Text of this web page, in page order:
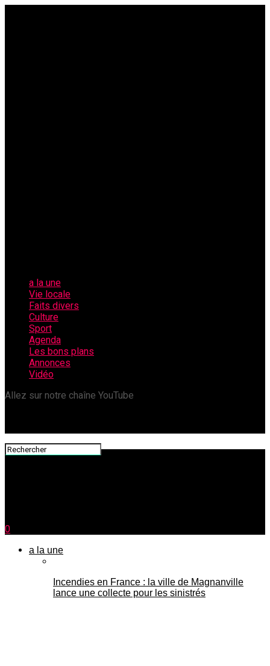
a la une
Vie locale
Faits divers
Culture
Sport
Agenda
Les bons plans
Annonces
Vidéo
Allez sur notre chaîne YouTube
0
a la une
Incendies en France : la ville de Magnanville
lance une collecte pour les sinistrés